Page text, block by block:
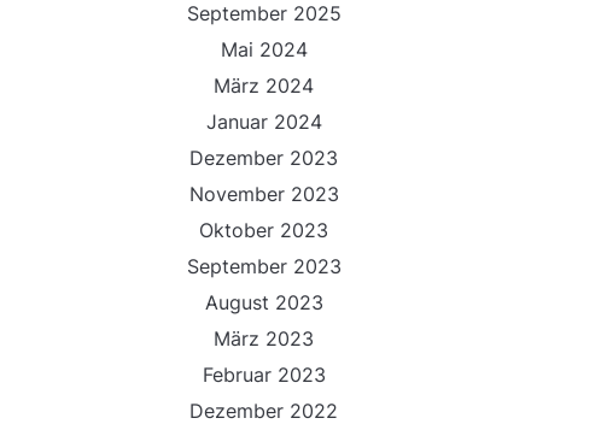
September 2025
Mai 2024
März 2024
Januar 2024
Dezember 2023
November 2023
Oktober 2023
September 2023
August 2023
März 2023
Februar 2023
Dezember 2022